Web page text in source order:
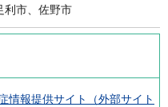
利市、佐野市
情報提供サイト（外部サイト